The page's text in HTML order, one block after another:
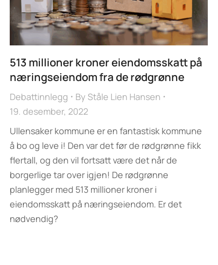
513 millioner kroner eiendomsskatt på
næringseiendom fra de rødgrønne
Debattinnlegg By Ståle Lien Hansen
19. desember, 2022
Ullensaker kommune er en fantastisk kommune
å bo og leve i! Den var det før de rødgrønne fikk
flertall, og den vil fortsatt være det når de
borgerlige tar over igjen! De rødgrønne
planlegger med 513 millioner kroner i
eiendomsskatt på næringseiendom. Er det
nødvendig?